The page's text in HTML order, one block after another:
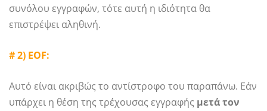
συνόλου εγγραφών, τότε αυτή η ιδιότητα θα
επιστρέψει αληθινή.
# 2) EOF:
Αυτό είναι ακριβώς το αντίστροφο του παραπάνω. Εάν
υπάρχει η θέση της τρέχουσας εγγραφής μετά τον